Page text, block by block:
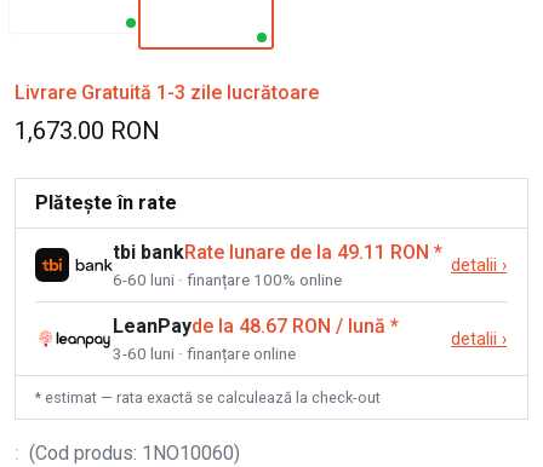
Livrare Gratuită 1-3 zile lucrătoare
1,673.00 RON
Plătește în rate
tbi bankRate lunare de la 49.11 RON *
6-60 luni · finanțare 100% online
detalii ›
LeanPayde la 48.67 RON / lună *
3-60 luni · finanțare online
detalii ›
* estimat — rata exactă se calculează la check-out
: (Cod produs: 1NO10060)